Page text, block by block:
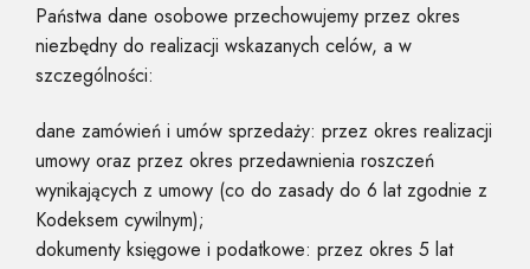
Państwa dane osobowe przechowujemy przez okres
niezbędny do realizacji wskazanych celów, a w
szczególności:
dane zamówień i umów sprzedaży: przez okres realizacji
umowy oraz przez okres przedawnienia roszczeń
wynikających z umowy (co do zasady do 6 lat zgodnie z
Kodeksem cywilnym);
dokumenty księgowe i podatkowe: przez okres 5 lat